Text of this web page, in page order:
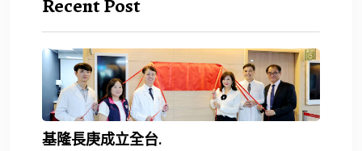
Recent Post
基隆長庚成立全台.